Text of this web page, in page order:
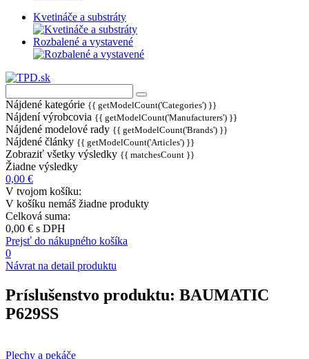
Kvetináče a substráty
Rozbalené a vystavené
Nájdené kategórie {{ getModelCount('Categories') }}
Nájdení výrobcovia {{ getModelCount('Manufacturers') }}
Nájdené modelové rady {{ getModelCount('Brands') }}
Nájdené články {{ getModelCount('Articles') }}
Zobraziť všetky výsledky {{ matchesCount }}
Žiadne výsledky
0,00 €
V tvojom košíku:
V košíku nemáš žiadne produkty
Celková suma:
0,00 € s DPH
Prejsť do nákupného košíka
0
Návrat na detail produktu
Príslušenstvo produktu: BAUMATIC
P629SS
Plechy a pekáče